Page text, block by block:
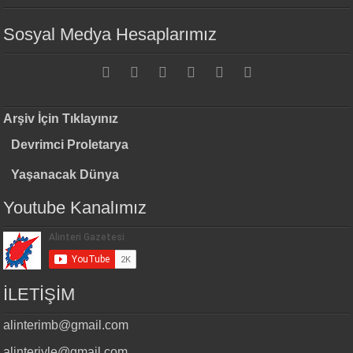
Sosyal Medya Hesaplarımız
Arşiv İçin Tıklayınız
Devrimci Proletarya
Yaşanacak Dünya
Youtube Kanalımız
İLETİŞİM
alinterimb@gmail.com